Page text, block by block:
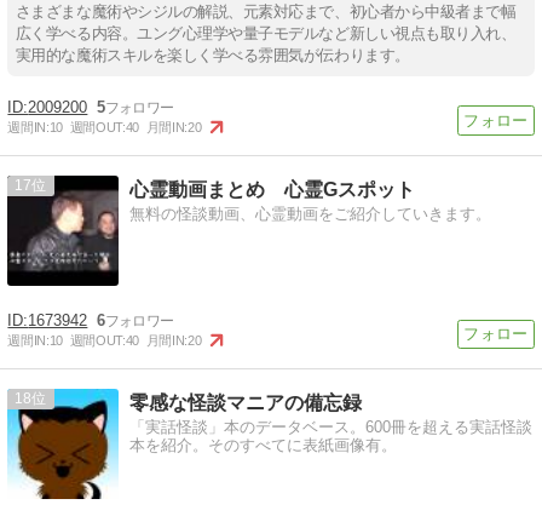
さまざまな魔術やシジルの解説、元素対応まで、初心者から中級者まで幅
広く学べる内容。ユング心理学や量子モデルなど新しい視点も取り入れ、
実用的な魔術スキルを楽しく学べる雰囲気が伝わります。
2009200 5
週間IN:10 週間OUT:40 月間IN:20
17 心霊動画まとめ 心霊Gスポット
無料の怪談動画、心霊動画をご紹介していきます。
1673942 6
週間IN:10 週間OUT:40 月間IN:20
18 零感な怪談マニアの備忘録
「実話怪談」本のデータベース。600冊を超える実話怪談
本を紹介。そのすべてに表紙画像有。